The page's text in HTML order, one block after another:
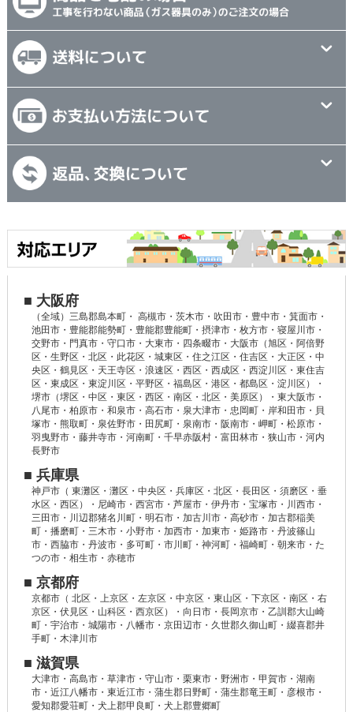
■ 大阪府
（全域）三島郡島本町・ 高槻市・茨木市・吹田市・豊中市・箕面市・
池田市・豊能郡能勢町・豊能郡豊能町・摂津市・枚方市・寝屋川市・
交野市・門真市・守口市・大東市・四条畷市・大阪市（旭区・阿倍野
区・生野区・北区・此花区・城東区・住之江区・住吉区・大正区・中
央区・鶴見区・天王寺区・浪速区・西区・西成区・西淀川区・東住吉
区・東成区・東淀川区・平野区・福島区・港区・都島区・淀川区）・
堺市（堺区・中区・東区・西区・南区・北区・美原区）・東大阪市・
八尾市・柏原市・和泉市・高石市・泉大津市・忠岡町・岸和田市・貝
塚市・熊取町・泉佐野市・田尻町・泉南市・阪南市・岬町・松原市・
羽曳野市・藤井寺市・河南町・千早赤阪村・富田林市・狭山市・河内
長野市
■ 兵庫県
神戸市（ 東灘区・灘区・中央区・兵庫区・北区・長田区・須磨区・垂
水区・西区）・尼崎市・西宮市・芦屋市・伊丹市・宝塚市・川西市・
三田市・川辺郡猪名川町・明石市・加古川市・高砂市・加古郡稲美
町・播磨町・三木市・小野市・加西市・加東市・姫路市・丹波篠山
市・西脇市・丹波市・多可町・市川町・神河町・福崎町・朝来市・た
つの市・相生市・赤穂市
■ 京都府
京都市（ 北区・上京区・左京区・中京区・東山区・下京区・南区・右
京区・伏見区・山科区・西京区）・向日市・長岡京市・乙訓郡大山崎
町・宇治市・城陽市・八幡市・京田辺市・久世郡久御山町・綴喜郡井
手町・木津川市
■ 滋賀県
大津市・高島市・草津市・守山市・栗東市・野洲市・甲賀市・湖南
市・近江八幡市・東近江市・蒲生郡日野町・蒲生郡竜王町・彦根市・
愛知郡愛荘町・犬上郡甲良町・犬上郡豊郷町